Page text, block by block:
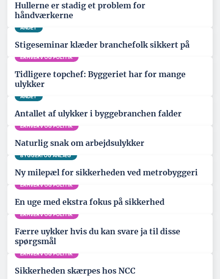
Hullerne er stadig et problem for
håndværkerne
ANDET
Stigeseminar klæder branchefolk sikkert på
ERHVERV OG POLITIK
Tidligere topchef: Byggeriet har for mange
ulykker
ANDET
Antallet af ulykker i byggebranchen falder
ERHVERV OG POLITIK
Naturlig snak om arbejdsulykker
BYGGERI OG ANLÆG
Ny milepæl for sikkerheden ved metrobyggeri
ERHVERV OG POLITIK
En uge med ekstra fokus på sikkerhed
ERHVERV OG POLITIK
Færre uykker hvis du kan svare ja til disse
spørgsmål
ERHVERV OG POLITIK
Sikkerheden skærpes hos NCC